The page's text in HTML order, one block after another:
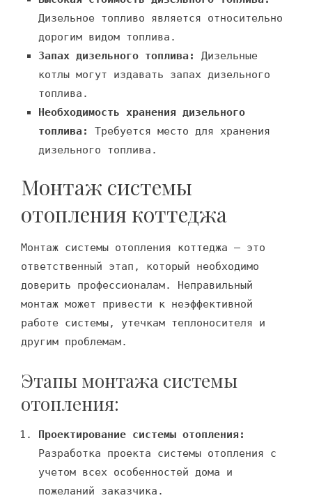
Дизельное топливо является относительно
дорогим видом топлива.
Запах дизельного топлива:
Дизельные
котлы могут издавать запах дизельного
топлива.
Необходимость хранения дизельного
топлива:
Требуется место для хранения
дизельного топлива.
Монтаж системы
отопления коттеджа
Монтаж системы отопления коттеджа – это
ответственный этап, который необходимо
доверить профессионалам. Неправильный
монтаж может привести к неэффективной
работе системы, утечкам теплоносителя и
другим проблемам.
Этапы монтажа системы
отопления:
Проектирование системы отопления:
Разработка проекта системы отопления с
учетом всех особенностей дома и
пожеланий заказчика.